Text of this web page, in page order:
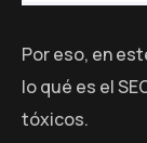
Por eso, en
lo qué es el
tóxicos.